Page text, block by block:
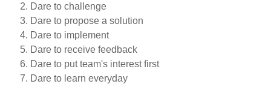
Dare to challenge
Dare to propose a solution
Dare to implement
Dare to receive feedback
Dare to put team's interest first
Dare to learn everyday